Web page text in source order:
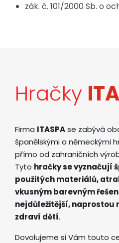
zák. č. 101/2000 Sb. o
Hračky
Firma ITASPAse zabývá
španělskými a německými
přímo od zahraničních
Tyto hračky se vyznačují
použitých materiálů,
vkusným barevným
nejdůležitější, naprostou
zdraví dětí.
Dovolujeme si Vám touto